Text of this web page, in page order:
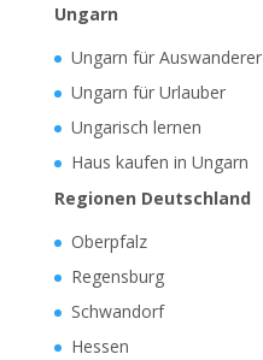
Ungarn
Ungarn für Auswanderer
Ungarn für Urlauber
Ungarisch lernen
Haus kaufen in Ungarn
Regionen Deutschland
Oberpfalz
Regensburg
Schwandorf
Hessen